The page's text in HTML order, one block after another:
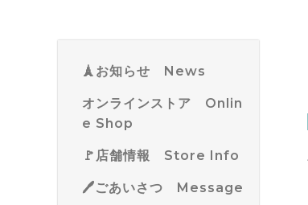
🗼お知らせ News
オンラインストア Onlin
e Shop
🚩店舗情報 Store Info
🖊ごあいさつ Message